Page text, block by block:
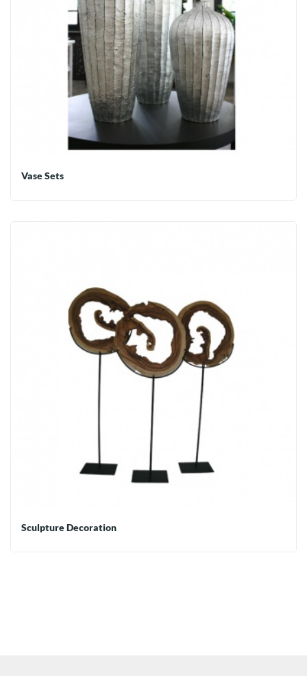
Vase Sets
Sculpture Decoration